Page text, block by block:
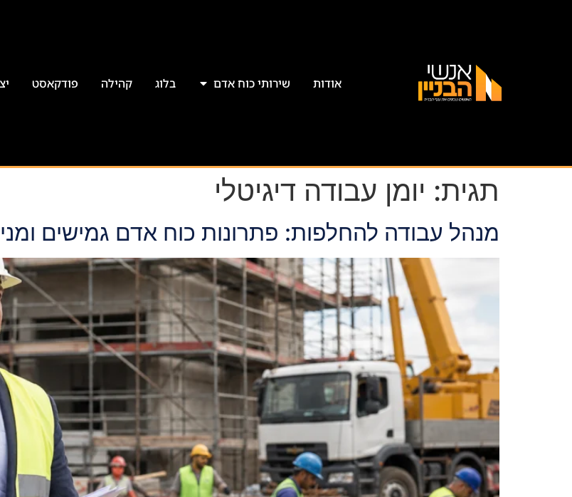
אודות שירותי כוח אדם בלוג קהילה פודקאסט
תגית: יומן עבודה דיגיטלי
מנהל עבודה להחלפות: פתרונות כוח אדם גמישים